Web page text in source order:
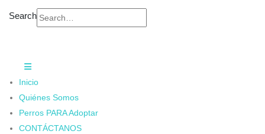
Search
Inicio
Quiénes Somos
Perros PARA Adoptar
CONTÁCTANOS